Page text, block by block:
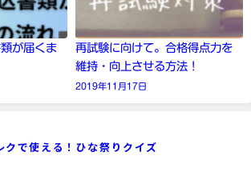
が届くま
再試験に向けて。合格得点力を
維持・向上させる方法！
2019年11月17日
クで使える！ひな祭りクイズ